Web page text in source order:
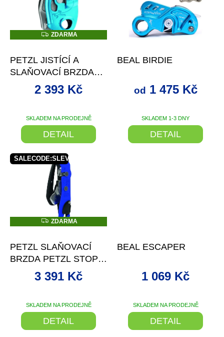
Z
D
M
A
ZDARMA
PETZL JISTÍCÍ A
SLAŇOVACÍ BRZDA
PETZL GRIGRI BARVA
+ SLEVA SE
Průměrné
hodnocení
produktu
5,0
SKLADEM NA PRODEJNĚ
2 393 Kč
DETAIL
BEAL BIRDIE
SKLADEM 1-3 DNY
od 1 475 Kč
DETAIL
SALECODE:SLEVAX5:5:%
Z
D
M
A
ZDARMA
PETZL SLAŇOVACÍ
BRZDA PETZL STOP+
SLEVA SE SLEVOVÝM
KÓDEM
SKLADEM NA PRODEJNĚ
3 391 Kč
DETAIL
BEAL ESCAPER
SKLADEM NA PRODEJNĚ
1 069 Kč
DETAIL